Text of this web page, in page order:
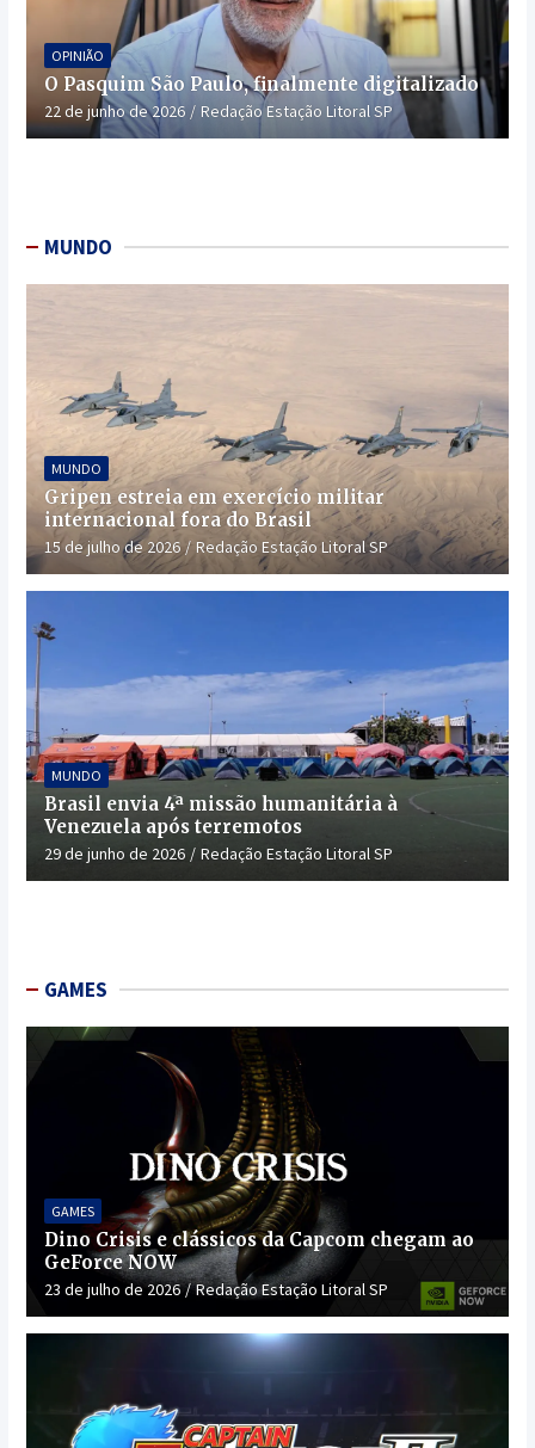
OPINIÃO
O Pasquim São Paulo, finalmente digitalizado
22 de junho de 2026 Redação Estação Litoral SP
MUNDO
MUNDO
Gripen estreia em exercício militar
internacional fora do Brasil
15 de julho de 2026 Redação Estação Litoral SP
MUNDO
Brasil envia 4ª missão humanitária à
Venezuela após terremotos
29 de junho de 2026 Redação Estação Litoral SP
GAMES
GAMES
Dino Crisis e clássicos da Capcom chegam ao
GeForce NOW
23 de julho de 2026 Redação Estação Litoral SP